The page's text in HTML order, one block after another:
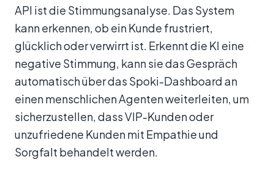
API ist die Stimmungsanalyse. Das System
kann erkennen, ob ein Kunde frustriert,
glücklich oder verwirrt ist. Erkennt die KI eine
negative Stimmung, kann sie das Gespräch
automatisch über das Spoki-Dashboard an
einen menschlichen Agenten weiterleiten, um
sicherzustellen, dass VIP-Kunden oder
unzufriedene Kunden mit Empathie und
Sorgfalt behandelt werden.